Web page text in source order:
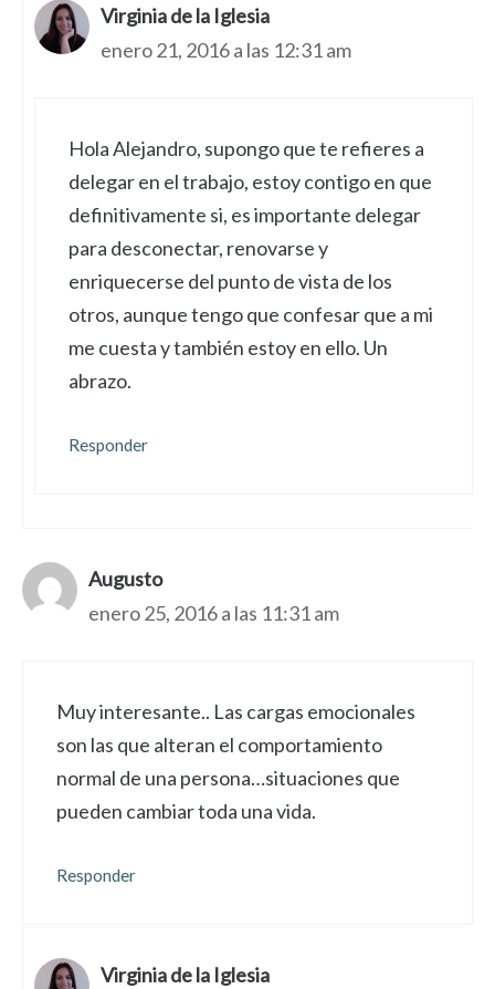
Virginia de la Iglesia
enero 21, 2016 a las 12:31 am
Hola Alejandro, supongo que te refieres a
delegar en el trabajo, estoy contigo en que
definitivamente si, es importante delegar
para desconectar, renovarse y
enriquecerse del punto de vista de los
otros, aunque tengo que confesar que a mi
me cuesta y también estoy en ello. Un
abrazo.
Responder
Augusto
enero 25, 2016 a las 11:31 am
Muy interesante.. Las cargas emocionales
son las que alteran el comportamiento
normal de una persona…situaciones que
pueden cambiar toda una vida.
Responder
Virginia de la Iglesia